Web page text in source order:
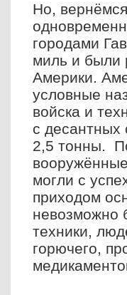
Но,
городами
миль и были
Америки.
условные
войска и
с десантных
2,5 тонны.
могли с
приходом
невозможно
техники,
горючего,